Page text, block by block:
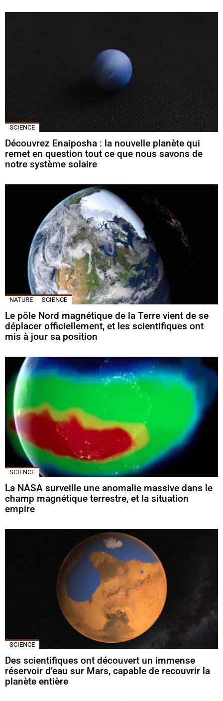
SCIENCE
Découvrez Enaiposha : la nouvelle planète qui
remet en question tout ce que nous savons de
notre système solaire
NATURE SCIENCE
Le pôle Nord magnétique de la Terre vient de se
déplacer officiellement, et les scientifiques ont
mis à jour sa position
SCIENCE
La NASA surveille une anomalie massive dans le
champ magnétique terrestre, et la situation
empire
SCIENCE
Des scientifiques ont découvert un immense
réservoir d’eau sur Mars, capable de recouvrir la
planète entière